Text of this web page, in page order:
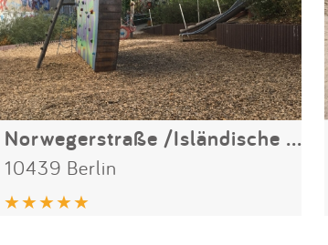
Norwegerstraße /Isländische Straße
10439 Berlin